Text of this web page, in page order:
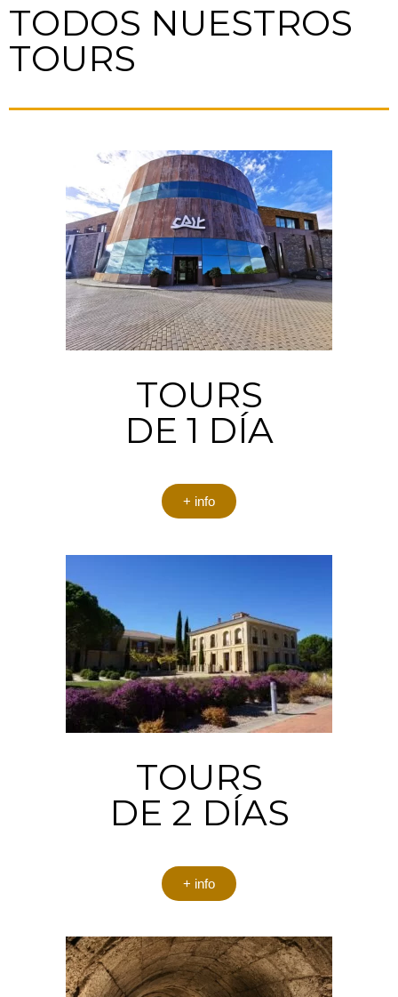
TODOS NUESTROS
TOURS
TOURS
DE 1 DÍA
+ info
TOURS
DE 2 DÍAS
+ info